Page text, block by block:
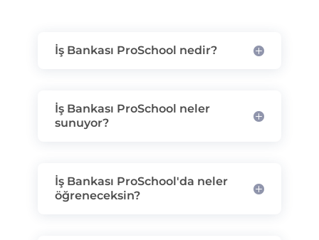
İş Bankası ProSchool nedir?
İş Bankası ProSchool neler
sunuyor?
İş Bankası ProSchool'da neler
öğreneceksin?